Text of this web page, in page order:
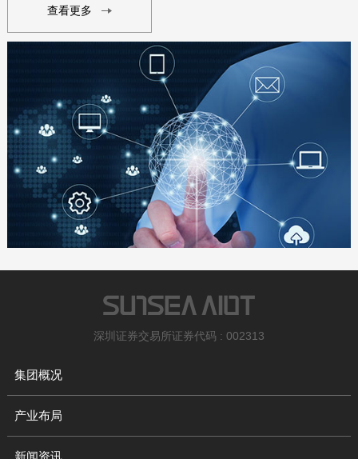
查看更多
深圳证券交易所证券代码 : 002313
集团概况
产业布局
新闻资讯